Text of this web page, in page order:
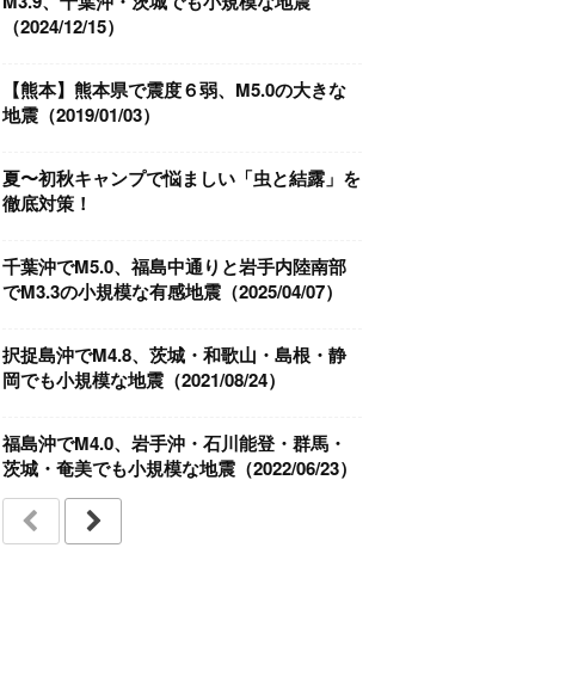
（2024/12/15）
【熊本】熊本県で震度６弱、M5.0の大きな
地震（2019/01/03）
夏〜初秋キャンプで悩ましい「虫と結露」を
徹底対策！
千葉沖でM5.0、福島中通りと岩手内陸南部
でM3.3の小規模な有感地震（2025/04/07）
択捉島沖でM4.8、茨城・和歌山・島根・静
岡でも小規模な地震（2021/08/24）
福島沖でM4.0、岩手沖・石川能登・群馬・
茨城・奄美でも小規模な地震（2022/06/23）